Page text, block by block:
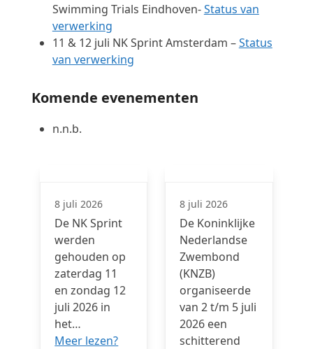
Swimming Trials Eindhoven-Status van
verwerking
11 & 12 juli NK Sprint Amsterdam –Status
van verwerking
Komende evenementen
n.n.b.
8 juli 2026
De NK Sprint
werden
gehouden op
zaterdag 11
en zondag 12
juli 2026 in
het…
Meer lezen?
8 juli 2026
De Koninklijke
Nederlandse
Zwembond
(KNZB)
organiseerde
van 2 t/m 5 juli
2026 een
schitterend